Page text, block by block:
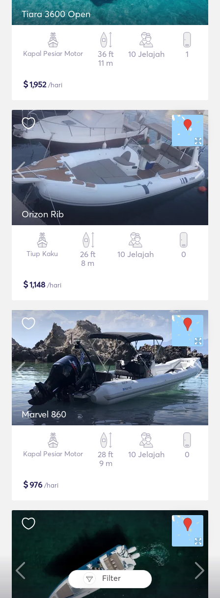
Filter
Tiara 3600 Open
Kapal Pesiar Motor
36 ft
11 m
10 Jelajah 1
$1,952/hari
Orizon Rib
Tiup Kaku
26 ft
8 m
10 Jelajah 0
$1,148 /hari
Marvel 860
Kapal Pesiar Motor
28 ft
9 m
10 Jelajah 0
$976 /hari